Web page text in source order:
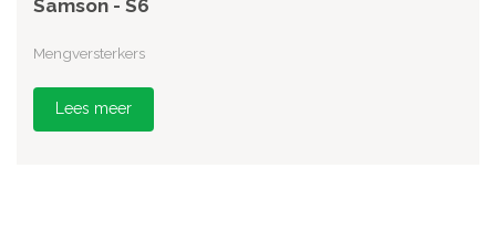
Samson - S6
Mengversterkers
Lees meer